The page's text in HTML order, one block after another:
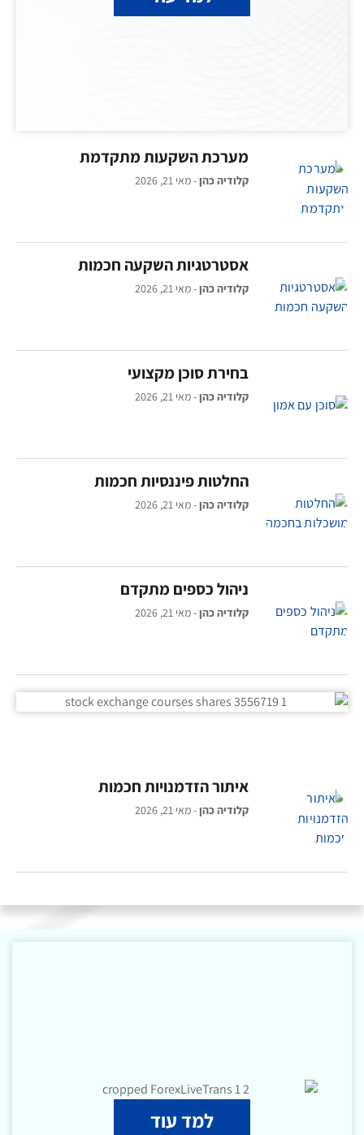
מערכת השקעות מתקדמת
קלודיה כהן מאי 21, 2026
אסטרטגיות השקעה חכמות
קלודיה כהן מאי 21, 2026
בחירת סוכן מקצועי
קלודיה כהן מאי 21, 2026
החלטות פיננסיות חכמות
קלודיה כהן מאי 21, 2026
ניהול כספים מתקדם
קלודיה כהן מאי 21, 2026
איתור הזדמנויות חכמות
קלודיה כהן מאי 21, 2026
למד עוד